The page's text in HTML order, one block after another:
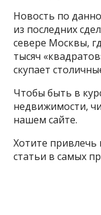
Новость по
из последних
севере Москвы,
тысяч
скупает
Чтобы быть в
недвижимости,
нашем сайте.
Хотите
статьи в самых